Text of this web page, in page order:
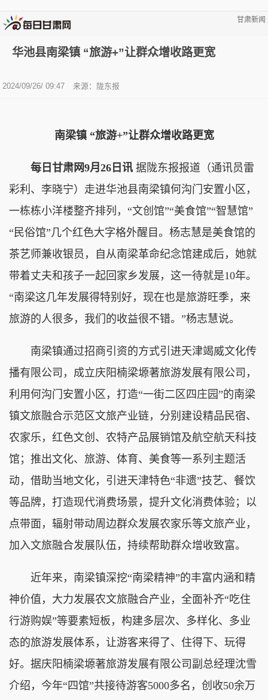
甘肃新闻
华池县南梁镇 “旅游+”让群众增收路更宽
2024/09/26/ 09:47 来源：陇东报
南梁镇 “旅游+”让群众增收路更宽
每日甘肃网9月26日讯 据陇东报报道（通讯员雷
彩利、李晓宁）走进华池县南梁镇何沟门安置小区，
一栋栋小洋楼整齐排列，“文创馆”“美食馆”“智慧馆”
“民俗馆”几个红色大字格外醒目。杨志慧是美食馆的
茶艺师兼收银员，自从南梁革命纪念馆建成后，她就
带着丈夫和孩子一起回家乡发展，这一待就是10年。
“南梁这几年发展得特别好，现在也是旅游旺季，来
旅游的人很多，我们的收益很不错。”杨志慧说。
南梁镇通过招商引资的方式引进天津竭威文化传
播有限公司，成立庆阳楠梁塬著旅游发展有限公司，
利用何沟门安置小区，打造“一街二区四庄园”的南梁
镇文旅融合示范区文旅产业链，分别建设精品民宿、
农家乐，红色文创、农特产品展销馆及航空航天科技
馆；推出文化、旅游、体育、美食等一系列主题活
动，借助当地文化，引进天津特色“非遗”技艺、餐饮
等品牌，打造现代消费场景，提升文化消费体验；以
点带面，辐射带动周边群众发展农家乐等文旅产业，
加入文旅融合发展队伍，持续帮助群众增收致富。
近年来，南梁镇深挖“南梁精神”的丰富内涵和精
神价值，大力发展农文旅融合产业，全面补齐“吃住
行游购娱”等要素短板，构建多层次、多样化、多业
态的旅游发展体系，让游客来得了、住得下、玩得
好。据庆阳楠梁塬著旅游发展有限公司副总经理沈雪
介绍，今年“四馆”共接待游客5000多名，创收50余万